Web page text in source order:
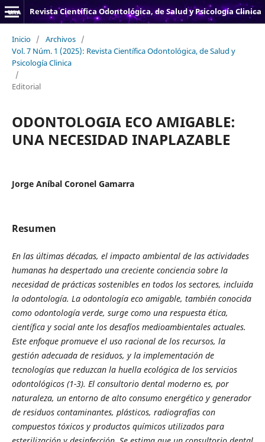
Revista Científica Odontológica, de Salud y Psicología Clinica
Inicio / Archivos /
Vol. 7 Núm. 1 (2025): Revista Científica Odontológica, de Salud y
Psicología Clinica
/
Editorial
ODONTOLOGIA ECO AMIGABLE:
UNA NECESIDAD INAPLAZABLE
Jorge Aníbal Coronel Gamarra
Resumen
En las últimas décadas, el impacto ambiental de las actividades
humanas ha despertado una creciente conciencia sobre la
necesidad de prácticas sostenibles en todos los sectores, incluida
la odontología. La odontología eco amigable, también conocida
como odontología verde, surge como una respuesta ética,
científica y social ante los desafíos medioambientales actuales.
Este enfoque promueve el uso racional de los recursos, la
gestión adecuada de residuos, y la implementación de
tecnologías que reduzcan la huella ecológica de los servicios
odontológicos (1-3). El consultorio dental moderno es, por
naturaleza, un entorno de alto consumo energético y generador
de residuos contaminantes, plásticos, radiografías con
compuestos tóxicos y productos químicos utilizados para